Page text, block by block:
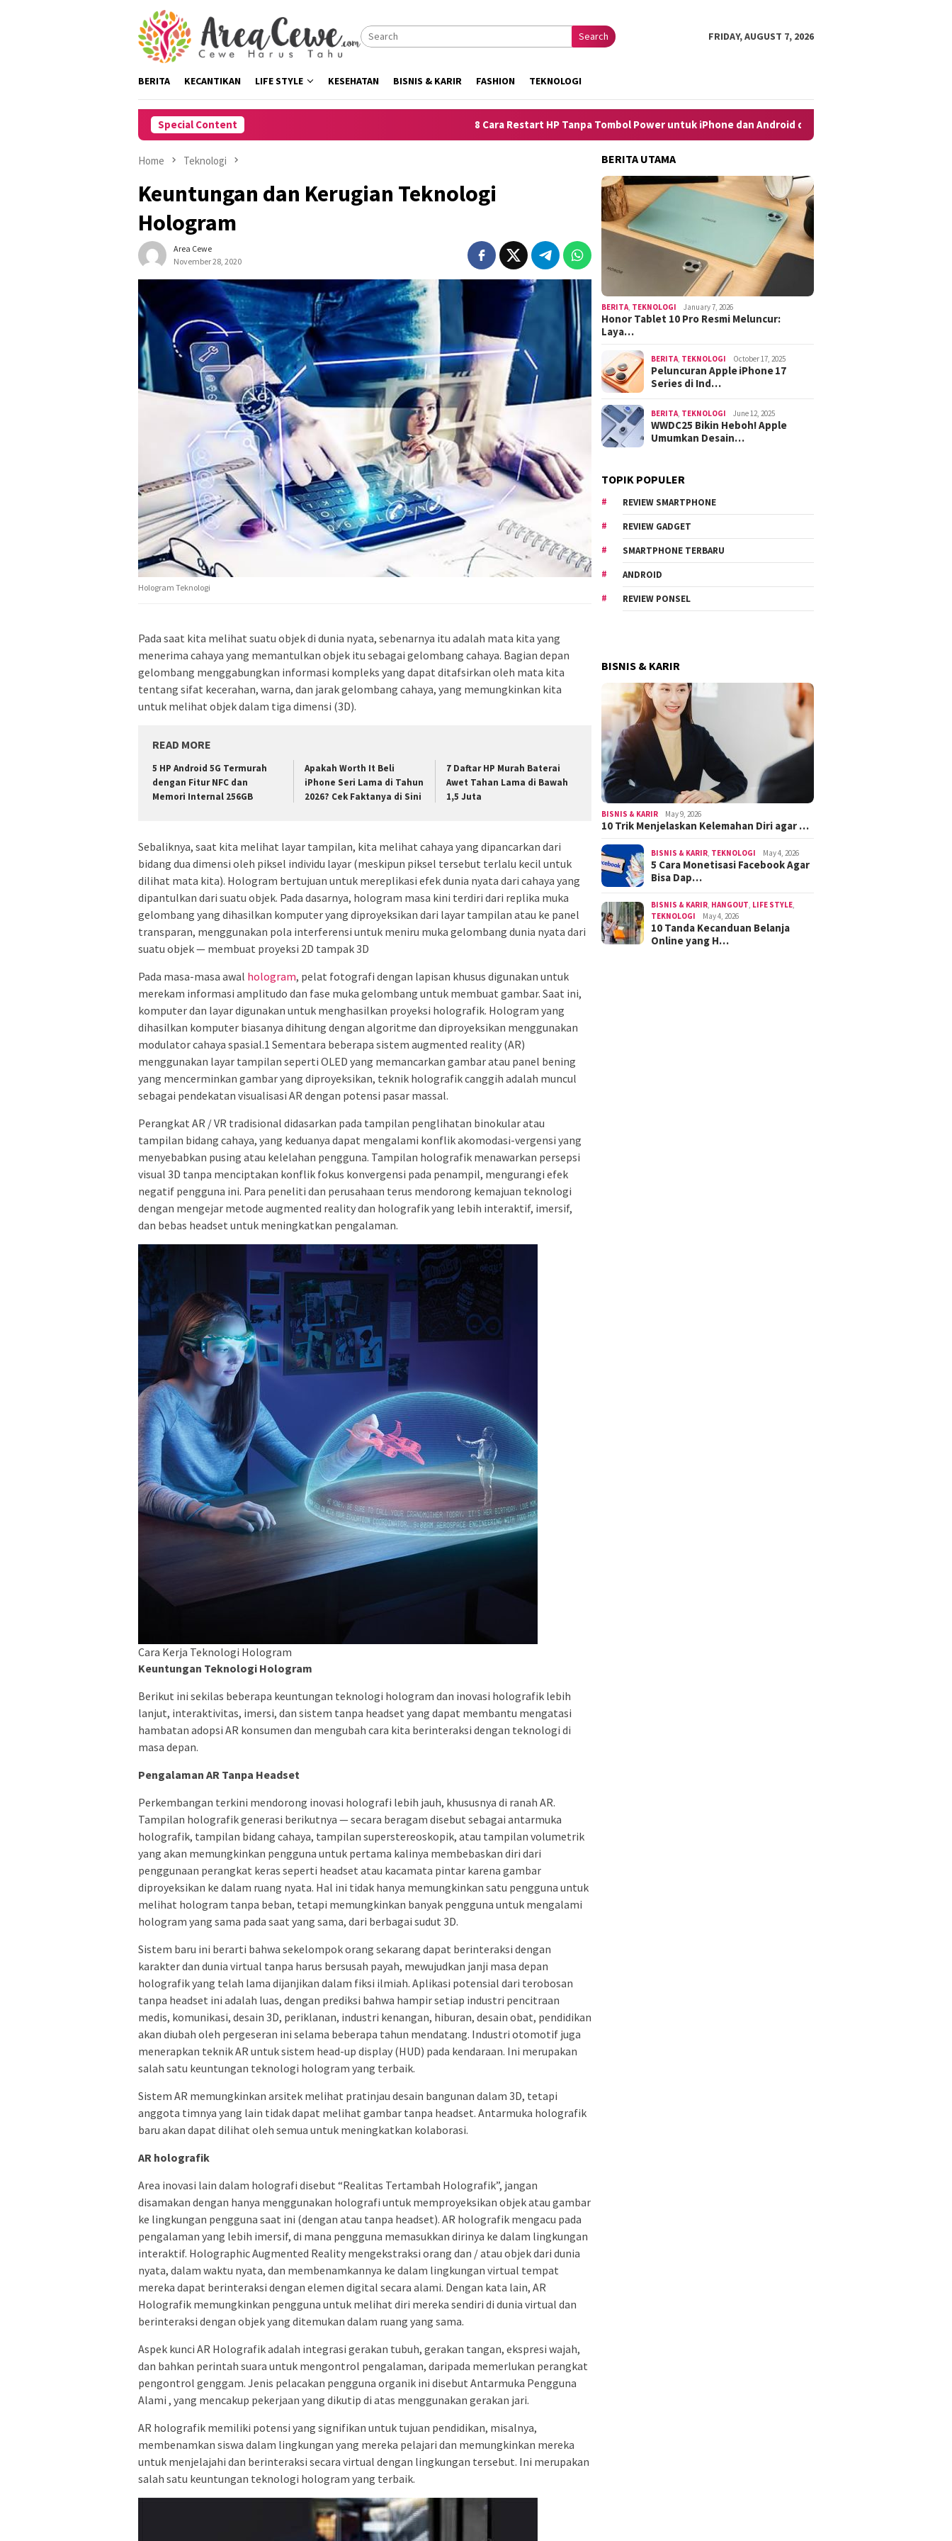
Search FRIDAY, AUGUST 7, 2026
BERITA KECANTIKAN LIFE STYLE KESEHATAN BISNIS & KARIR FASHION TEKNOLOGI
Special Content 8 Cara Restart HP Tanpa Tombol Power untuk iPhone dan Android dengan Mudah 10 Cara Menghilangkan Iklan di
Home Teknologi
Keuntungan dan Kerugian Teknologi
Hologram
Area Cewe
November 28, 2020
Hologram Teknologi
Pada saat kita melihat suatu objek di dunia nyata, sebenarnya itu adalah mata kita yang
menerima cahaya yang memantulkan objek itu sebagai gelombang cahaya. Bagian depan
gelombang menggabungkan informasi kompleks yang dapat ditafsirkan oleh mata kita
tentang sifat kecerahan, warna, dan jarak gelombang cahaya, yang memungkinkan kita
untuk melihat objek dalam tiga dimensi (3D).
READ MORE
5 HP Android 5G Termurah
dengan Fitur NFC dan
Memori Internal 256GB
Apakah Worth It Beli
iPhone Seri Lama di Tahun
2026? Cek Faktanya di Sini
7 Daftar HP Murah Baterai
Awet Tahan Lama di Bawah
1,5 Juta
Sebaliknya, saat kita melihat layar tampilan, kita melihat cahaya yang dipancarkan dari
bidang dua dimensi oleh piksel individu layar (meskipun piksel tersebut terlalu kecil untuk
dilihat mata kita). Hologram bertujuan untuk mereplikasi efek dunia nyata dari cahaya yang
dipantulkan dari suatu objek. Pada dasarnya, hologram masa kini terdiri dari replika muka
gelombang yang dihasilkan komputer yang diproyeksikan dari layar tampilan atau ke panel
transparan, menggunakan pola interferensi untuk meniru muka gelombang dunia nyata dari
suatu objek — membuat proyeksi 2D tampak 3D
Pada masa-masa awal hologram, pelat fotografi dengan lapisan khusus digunakan untuk
merekam informasi amplitudo dan fase muka gelombang untuk membuat gambar. Saat ini,
komputer dan layar digunakan untuk menghasilkan proyeksi holografik. Hologram yang
dihasilkan komputer biasanya dihitung dengan algoritme dan diproyeksikan menggunakan
modulator cahaya spasial.1 Sementara beberapa sistem augmented reality (AR)
menggunakan layar tampilan seperti OLED yang memancarkan gambar atau panel bening
yang mencerminkan gambar yang diproyeksikan, teknik holografik canggih adalah muncul
sebagai pendekatan visualisasi AR dengan potensi pasar massal.
Perangkat AR / VR tradisional didasarkan pada tampilan penglihatan binokular atau
tampilan bidang cahaya, yang keduanya dapat mengalami konflik akomodasi-vergensi yang
menyebabkan pusing atau kelelahan pengguna. Tampilan holografik menawarkan persepsi
visual 3D tanpa menciptakan konflik fokus konvergensi pada penampil, mengurangi efek
negatif pengguna ini. Para peneliti dan perusahaan terus mendorong kemajuan teknologi
dengan mengejar metode augmented reality dan holografik yang lebih interaktif, imersif,
dan bebas headset untuk meningkatkan pengalaman.
Cara Kerja Teknologi Hologram
Keuntungan Teknologi Hologram
Berikut ini sekilas beberapa keuntungan teknologi hologram dan inovasi holografik lebih
lanjut, interaktivitas, imersi, dan sistem tanpa headset yang dapat membantu mengatasi
hambatan adopsi AR konsumen dan mengubah cara kita berinteraksi dengan teknologi di
masa depan.
Pengalaman AR Tanpa Headset
Perkembangan terkini mendorong inovasi holografi lebih jauh, khususnya di ranah AR.
Tampilan holografik generasi berikutnya — secara beragam disebut sebagai antarmuka
holografik, tampilan bidang cahaya, tampilan superstereoskopik, atau tampilan volumetrik
yang akan memungkinkan pengguna untuk pertama kalinya membebaskan diri dari
penggunaan perangkat keras seperti headset atau kacamata pintar karena gambar
diproyeksikan ke dalam ruang nyata. Hal ini tidak hanya memungkinkan satu pengguna untuk
melihat hologram tanpa beban, tetapi memungkinkan banyak pengguna untuk mengalami
hologram yang sama pada saat yang sama, dari berbagai sudut 3D.
Sistem baru ini berarti bahwa sekelompok orang sekarang dapat berinteraksi dengan
karakter dan dunia virtual tanpa harus bersusah payah, mewujudkan janji masa depan
holografik yang telah lama dijanjikan dalam fiksi ilmiah. Aplikasi potensial dari terobosan
tanpa headset ini adalah luas, dengan prediksi bahwa hampir setiap industri pencitraan
medis, komunikasi, desain 3D, periklanan, industri kenangan, hiburan, desain obat, pendidikan
akan diubah oleh pergeseran ini selama beberapa tahun mendatang. Industri otomotif juga
menerapkan teknik AR untuk sistem head-up display (HUD) pada kendaraan. Ini merupakan
salah satu keuntungan teknologi hologram yang terbaik.
Sistem AR memungkinkan arsitek melihat pratinjau desain bangunan dalam 3D, tetapi
anggota timnya yang lain tidak dapat melihat gambar tanpa headset. Antarmuka holografik
baru akan dapat dilihat oleh semua untuk meningkatkan kolaborasi.
AR holografik
Area inovasi lain dalam holografi disebut “Realitas Tertambah Holografik”, jangan
disamakan dengan hanya menggunakan holografi untuk memproyeksikan objek atau gambar
ke lingkungan pengguna saat ini (dengan atau tanpa headset). AR holografik mengacu pada
pengalaman yang lebih imersif, di mana pengguna memasukkan dirinya ke dalam lingkungan
interaktif. Holographic Augmented Reality mengekstraksi orang dan / atau objek dari dunia
nyata, dalam waktu nyata, dan membenamkannya ke dalam lingkungan virtual tempat
mereka dapat berinteraksi dengan elemen digital secara alami. Dengan kata lain, AR
Holografik memungkinkan pengguna untuk melihat diri mereka sendiri di dunia virtual dan
berinteraksi dengan objek yang ditemukan dalam ruang yang sama.
Aspek kunci AR Holografik adalah integrasi gerakan tubuh, gerakan tangan, ekspresi wajah,
dan bahkan perintah suara untuk mengontrol pengalaman, daripada memerlukan perangkat
pengontrol genggam. Jenis pelacakan pengguna organik ini disebut Antarmuka Pengguna
Alami , yang mencakup pekerjaan yang dikutip di atas menggunakan gerakan jari.
AR holografik memiliki potensi yang signifikan untuk tujuan pendidikan, misalnya,
membenamkan siswa dalam lingkungan yang mereka pelajari dan memungkinkan mereka
untuk menjelajahi dan berinteraksi secara virtual dengan lingkungan tersebut. Ini merupakan
salah satu keuntungan teknologi hologram yang terbaik.
BERITA UTAMA
BERITA TEKNOLOGI January 7, 2026
Honor Tablet 10 Pro Resmi Meluncur:
Laya…
BERITA TEKNOLOGI October 17, 2025
Peluncuran Apple iPhone 17
Series di Ind…
BERITA TEKNOLOGI June 12, 2025
WWDC25 Bikin Heboh! Apple
Umumkan Desain…
TOPIK POPULER
REVIEW SMARTPHONE
REVIEW GADGET
SMARTPHONE TERBARU
ANDROID
REVIEW PONSEL
BISNIS & KARIR
BISNIS & KARIR May 9, 2026
10 Trik Menjelaskan Kelemahan Diri agar …
BISNIS & KARIR TEKNOLOGI May 4, 2026
5 Cara Monetisasi Facebook Agar
Bisa Dap…
BISNIS & KARIR HANGOUT LIFE STYLE
TEKNOLOGI
May 4, 2026
10 Tanda Kecanduan Belanja
Online yang H…